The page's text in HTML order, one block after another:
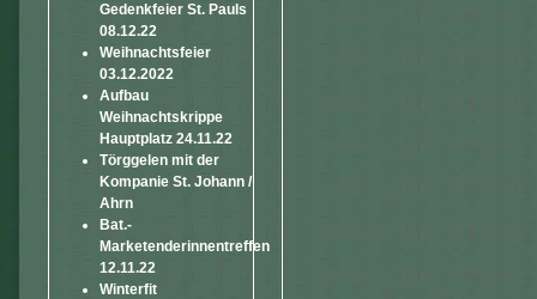
Gedenkfeier St. Pauls
08.12.22
Weihnachtsfeier
03.12.2022
Aufbau
Weihnachtskrippe
Hauptplatz 24.11.22
Törggelen mit der
Kompanie St. Johann /
Ahrn
Bat.-
Marketenderinnentreffen
12.11.22
Winterfit